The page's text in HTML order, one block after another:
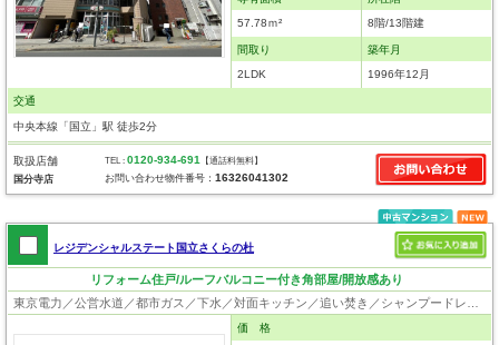
57.78ｍ² 8階/13階建
間取り
2LDK
築年月
1996年12月
交通
中央本線「国立」駅 徒歩2分
取扱店舗
国分寺店
TEL :0120-934-691 【通話料無料】
お問い合わせ物件番号：16326041302
レジデンシャルステート国立さくらの杜
リフォーム住戸/ルーフバルコニー付き角部屋/開放感あり
東京電力／公営水道／都市ガス／下水／対面キッチン／追い焚き／シャンプードレッサー／浴室換気乾燥機／ウォシュレット／システムキッチン／浄水器／フローリング／ルーフバルコニー／オートロック／エレベータ／駐輪場／バイク置場／角部屋
価 格